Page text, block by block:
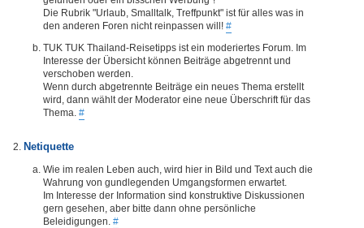
Die Rubrik "Urlaub, Smalltalk, Treffpunkt" ist für alles was in
den anderen Foren nicht reinpassen will! #
TUK TUK Thailand-Reisetipps ist ein moderiertes Forum. Im
Interesse der Übersicht können Beiträge abgetrennt und
verschoben werden.
Wenn durch abgetrennte Beiträge ein neues Thema erstellt
wird, dann wählt der Moderator eine neue Überschrift für das
Thema. #
Netiquette
Wie im realen Leben auch, wird hier in Bild und Text auch die
Wahrung von gundlegenden Umgangsformen erwartet.
Im Interesse der Information sind konstruktive Diskussionen
gern gesehen, aber bitte dann ohne persönliche
Beleidigungen. #